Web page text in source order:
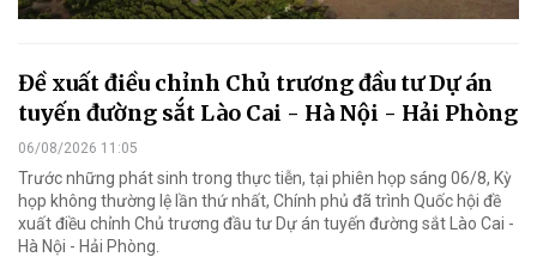
Đề xuất điều chỉnh Chủ trương đầu tư Dự án
tuyến đường sắt Lào Cai - Hà Nội - Hải Phòng
06/08/2026 11:05
Trước những phát sinh trong thực tiễn, tại phiên họp sáng 06/8, Kỳ
họp không thường lệ lần thứ nhất, Chính phủ đã trình Quốc hội đề
xuất điều chỉnh Chủ trương đầu tư Dự án tuyến đường sắt Lào Cai -
Hà Nội - Hải Phòng.